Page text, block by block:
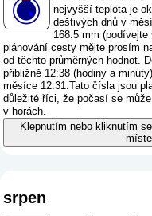
nejvyšší teplota je
deštivých dnů v
168.5 mm (podívejte
plánování cesty mějte prosím
od těchto průměrných hodnot.
přibližně 12:38 (hodiny a
měsíce 12:31.Tato čísla jsou
důležité říci, že počasí se
v horách.
Klepnutím nebo kliknutím
srpen